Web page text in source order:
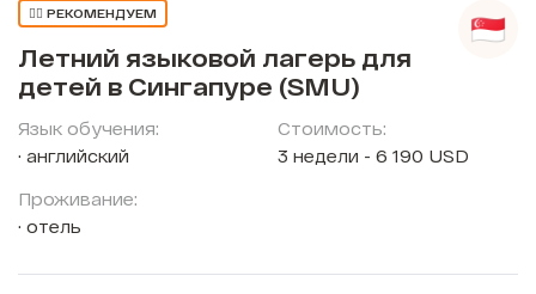
👍🏼 РЕКОМЕНДУЕМ
Летний языковой лагерь для
детей в Сингапуре (SMU)
Язык обучения:
английский
Проживание:
отель
Стоимость:
3 недели - 6 190 USD